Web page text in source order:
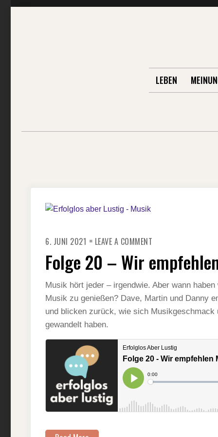
LEBEN
6. JUNI 2021 LEAVE A COMMENT
–
WIR
EMPFEHLEN
MUSIK(ALBEN)
Folge 20 – Wir
Musik hört jeder – irgendwie. Aber wann
Musik zu genießen? Dave, Martin und Danny
und blicken zurück, wie sich
gewandelt haben.